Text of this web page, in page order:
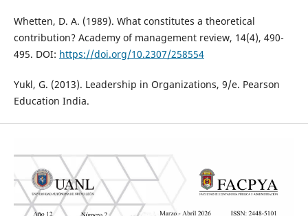
Whetten, D. A. (1989). What constitutes a theoretical
contribution? Academy of management review, 14(4), 490-
495. DOI: https://doi.org/10.2307/258554
Yukl, G. (2013). Leadership in Organizations, 9/e. Pearson
Education India.